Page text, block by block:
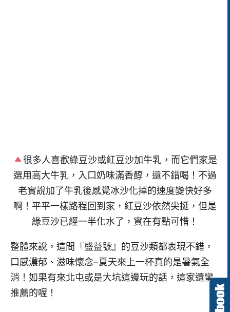
很多人喜歡綠豆沙或紅豆沙加牛乳，而它們家是
選用高大牛乳，入口奶味滿香醇，還不錯喝！不過
老實說加了牛乳後感覺冰沙化掉的速度變快好多
啊！平平一樣路程回到家，紅豆沙依然尖挺，但是
綠豆沙已經一半化水了，實在有點可惜！
整體來說，這間『盛益號』的豆沙類都表現不錯，
口感濃郁、滋味懷念~夏天來上一杯真的是暑氣全
消！如果有來北屯或是大坑這邊玩的話，這家還蠻
推薦的喔！